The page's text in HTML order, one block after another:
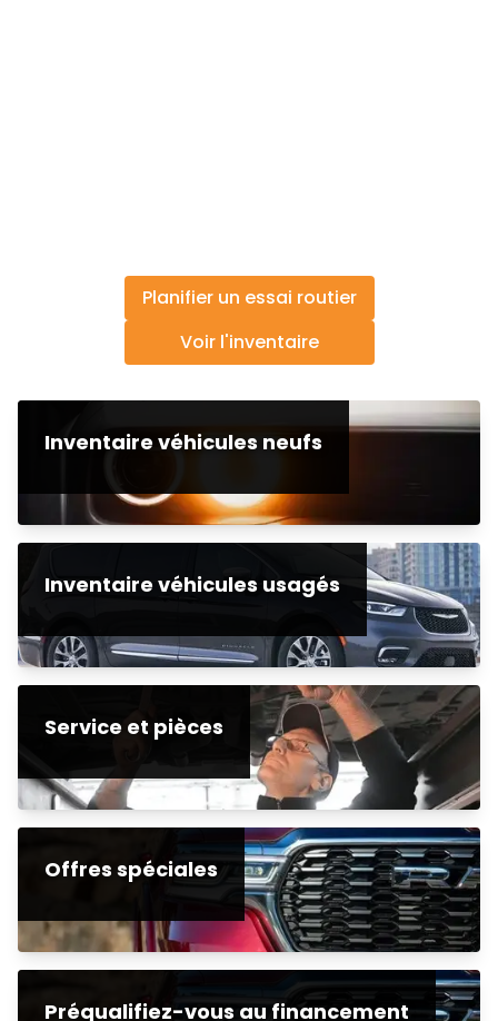
Planifier un essai routier
Voir l'inventaire
Inventaire véhicules neufs
Inventaire véhicules usagés
Service et pièces
Offres spéciales
Préqualifiez-vous au financement